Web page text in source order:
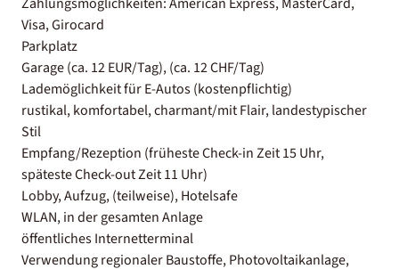
Visa, Girocard
Parkplatz
Garage (ca. 12 EUR/Tag), (ca. 12 CHF/Tag)
Lademöglichkeit für E-Autos (kostenpflichtig)
rustikal, komfortabel, charmant/mit Flair, landestypischer
Stil
Empfang/Rezeption (früheste Check-in Zeit 15 Uhr,
späteste Check-out Zeit 11 Uhr)
Lobby, Aufzug, (teilweise), Hotelsafe
WLAN, in der gesamten Anlage
öffentliches Internetterminal
Verwendung regionaler Baustoffe, Photovoltaikanlage,